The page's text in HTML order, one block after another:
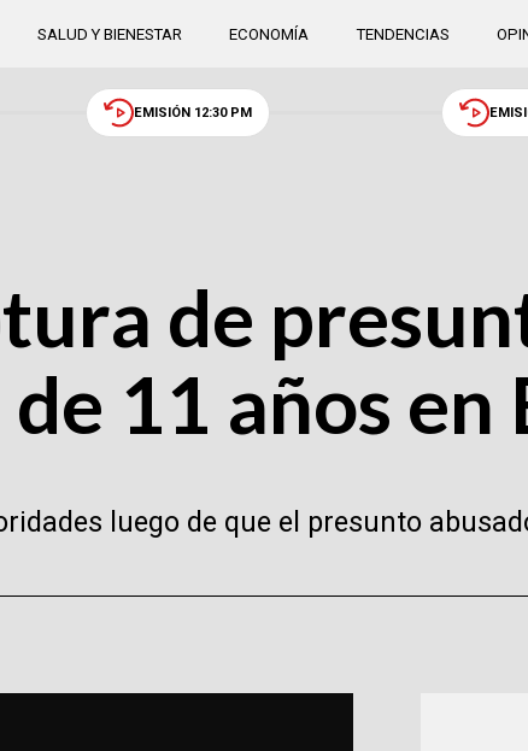
SALUD Y BIENESTAR ECONOMÍA TENDENCIAS
EMISIÓN 12:30 PM
de
11 años en
luego de que el presunto